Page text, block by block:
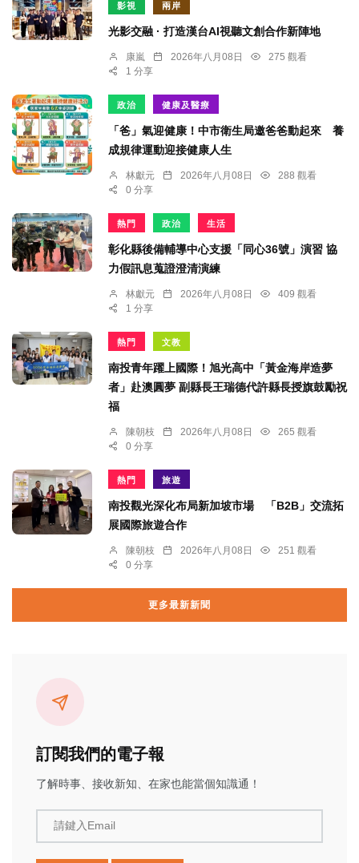
影視 兩岸
光影交融 · 打造漢台AI視聽文創合作新陣地
康嵐 2026年八月08日
275 觀看
1 分享
政治 健康及醫療
「爸」氣迎健康！中市衛生局邀爸爸動起來 養
成規律運動迎接健康人生
林獻元 2026年八月08日
288 觀看
0 分享
熱門 政治 生活
彰化縣後備輔導中心支援「同心36號」演習 協
力假訊息蒐證澄清演練
林獻元 2026年八月08日
409 觀看
1 分享
熱門 文教
南投青年躍上國際！旭光高中「黃金海岸造夢
者」赴澳圓夢 副縣長王瑞德代許縣長授旗鼓勵祝
福
陳朝枝 2026年八月08日
265 觀看
0 分享
熱門 旅遊
南投觀光深化布局新加坡市場 「B2B」交流拓
展國際旅遊合作
陳朝枝 2026年八月08日
251 觀看
0 分享
更多最新新聞
訂閱我們的電子報
了解時事、接收新知、在家也能當個知識通！
請鍵入Email